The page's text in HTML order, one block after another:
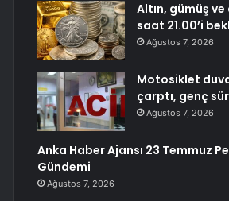
Altın, gümüş
saat 21.00’i
Ağustos 7, 2026
Motosiklet
çarptı, genç
Ağustos 7, 2026
Anka Haber Ajansı 23 Temmuz
Gündemi
Ağustos 7, 2026